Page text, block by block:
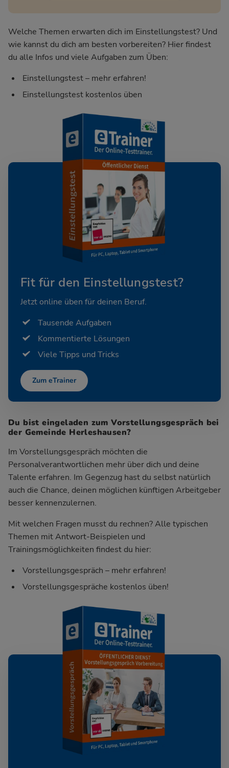
Welche Themen erwarten dich im Einstellungstest? Und
wie kannst du dich am besten vorbereiten? Hier findest
du alle Infos und viele Aufgaben zum Üben:
Einstellungstest – mehr erfahren!
Einstellungstest kostenlos üben
Fit für den Einstellungstest?
Jetzt online üben für deinen Beruf.
Tausende Aufgaben
Kommentierte Lösungen
Viele Tipps und Tricks
Zum eTrainer
Du bist eingeladen zum Vorstellungsgespräch bei
der Gemeinde Herleshausen?
Im Vorstellungsgespräch möchten die
Personalverantwortlichen mehr über dich und deine
Talente erfahren. Im Gegenzug hast du selbst natürlich
auch die Chance, deinen möglichen künftigen Arbeitgeber
besser kennenzulernen.
Mit welchen Fragen musst du rechnen? Alle typischen
Themen mit Antwort-Beispielen und
Trainingsmöglichkeiten findest du hier:
Vorstellungsgespräch – mehr erfahren!
Vorstellungsgespräche kostenlos üben!